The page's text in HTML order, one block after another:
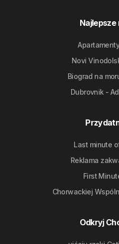
Najlepsze
Novi
Biograd na
Dubrovnik -
Last minute
Reklama
First
Chorwackiej
Odkryj